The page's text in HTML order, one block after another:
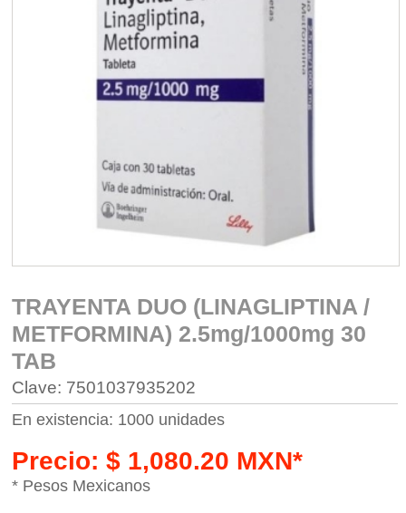
TRAYENTA DUO (LINAGLIPTINA /
METFORMINA) 2.5mg/1000mg 30
TAB
Clave: 7501037935202
En existencia: 1000 unidades
Precio: $ 1,080.20 MXN*
* Pesos Mexicanos